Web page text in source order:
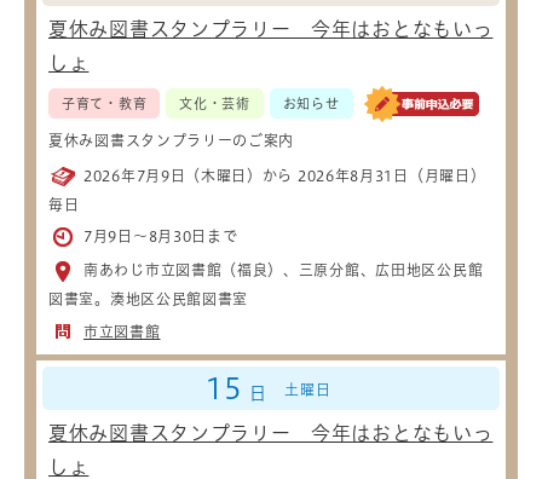
夏休み図書スタンプラリー 今年はおとなもいっ
しょ
子育て・教育 文化・芸術 お知らせ
夏休み図書スタンプラリーのご案内
2026年7月9日（木曜日）から 2026年8月31日（月曜日）
毎日
7月9日～8月30日まで
南あわじ市立図書館（福良）、三原分館、広田地区公民館
図書室。湊地区公民館図書室
市立図書館
15 日 土曜日
夏休み図書スタンプラリー 今年はおとなもいっ
しょ